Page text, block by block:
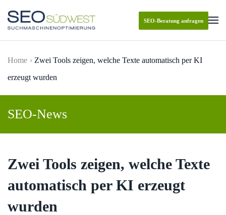
Skip to main content
SEO-Beratung anfragen
Home
Zwei Tools zeigen, welche Texte automatisch per KI
erzeugt wurden
SEO-News
Zwei Tools zeigen, welche Texte
automatisch per KI erzeugt
wurden